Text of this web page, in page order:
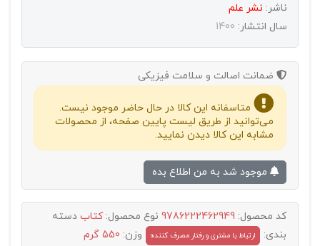
ناشر: نشر علم
سال انتشار: 1400
ضمانت اصالت و سلامت فیزیکی
متاسفانه این کالا در حال حاضر موجود نیست.
می‌توانید از طریق لیست پایین صفحه، از محصولات
مشابه این کالا دیدن نمایید.
کد محصول: 9786222462949 نوع محصول:کتاب دسته
بندی:
ارتباط با مشتری و رفتار مصرف کننده وزن: 550 گرم